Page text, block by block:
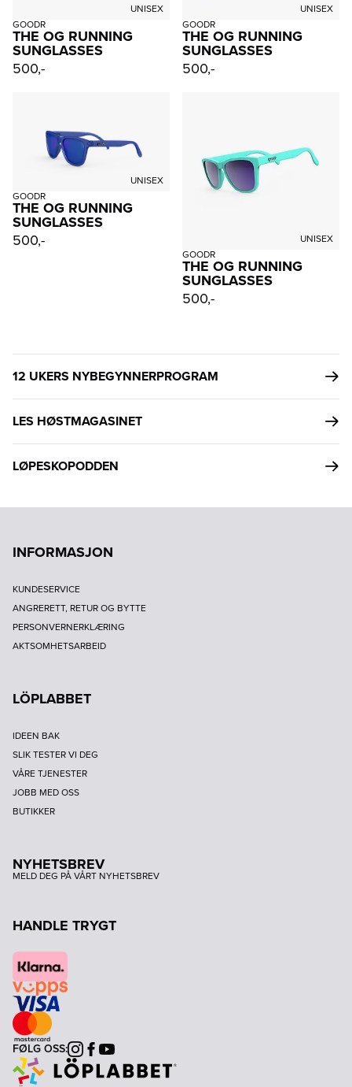
UNISEX
GOODR
THE OG RUNNING
SUNGLASSES
500,-
UNISEX
GOODR
THE OG RUNNING
SUNGLASSES
500,-
UNISEX
GOODR
THE OG RUNNING
SUNGLASSES
500,-
UNISEX
GOODR
THE OG RUNNING
SUNGLASSES
500,-
12 UKERS NYBEGYNNERPROGRAM
LES HØSTMAGASINET
LØPESKOPODDEN
INFORMASJON
KUNDESERVICE
ANGRERETT, RETUR OG BYTTE
PERSONVERNERKLÆRING
AKTSOMHETSARBEID
LÖPLABBET
IDEEN BAK
SLIK TESTER VI DEG
VÅRE TJENESTER
JOBB MED OSS
BUTIKKER
NYHETSBREV
MELD DEG PÅ VÅRT NYHETSBREV
HANDLE TRYGT
FØLG OSS:Instagram
Facebook
Youtube